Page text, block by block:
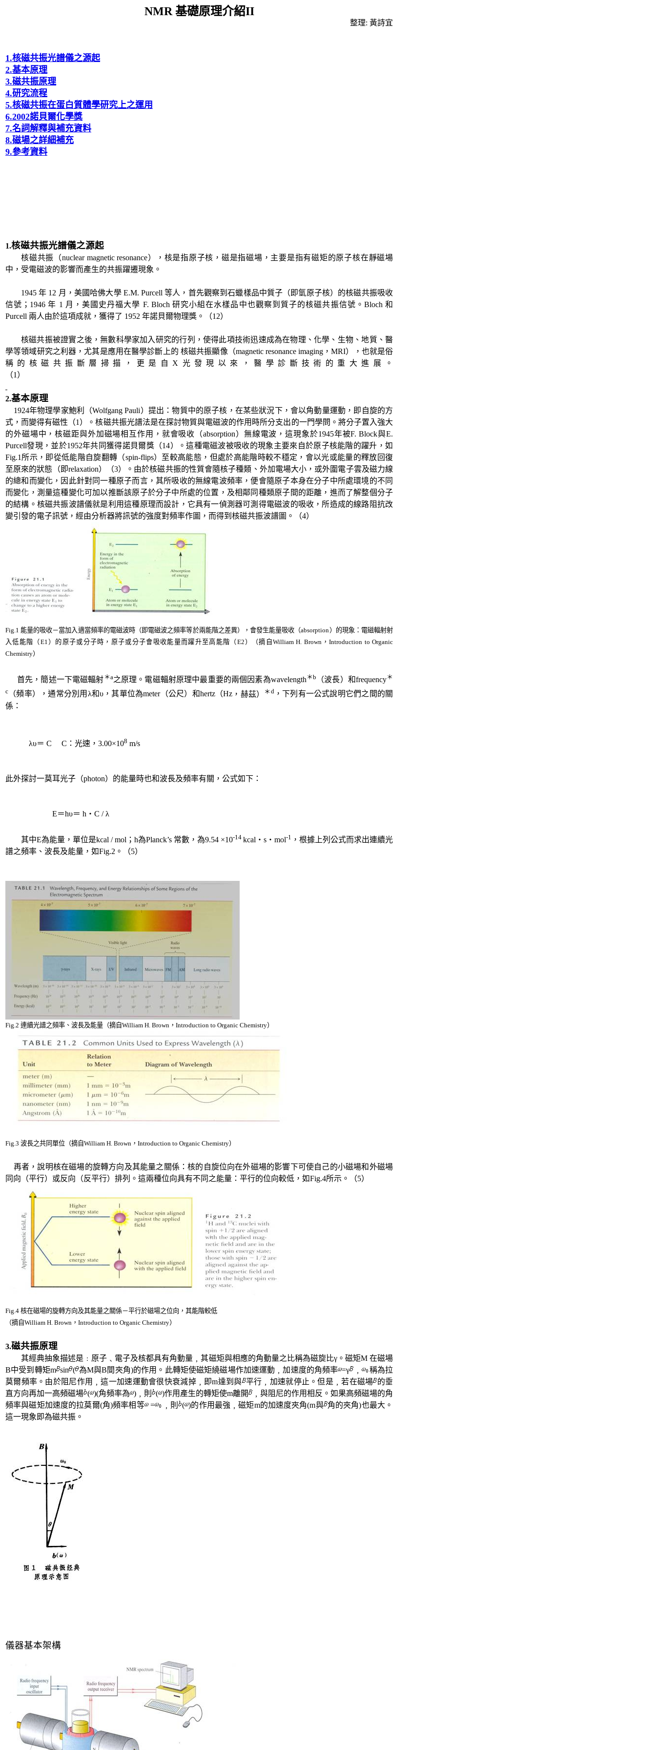
NMR 基礎原理介紹II
整理: 黃詩宜
1.核磁共振光譜儀之源起
2.基本原理
3.磁共振原理
4.研究流程
5.核磁共振在蛋白質體學研究上之運用
6.2002諾貝爾化學獎
7.名詞解釋與補充資料
8.磁場之詳細補充
9.參考資料
1.核磁共振光譜儀之源起
核磁共振（nuclear magnetic resonance），核是指原子核，磁是指磁場，主要是指有磁矩的原子核在靜磁場
中，受電磁波的影響而產生的共振躍遷現象。
1945年 12 月，美國哈佛大學E.M. Purcell等人，首先觀察到石蠟樣品中質子（即氫原子核）的核磁共振吸收
信號； 1946年 1 月，美國史丹福大學 F. Bloch 研究小組在水樣品中也觀察到質子的核磁共振信號。 Bloch和
Purcell 兩人由於這項成就，獲得了 1952 年諾貝爾物理獎。（12）
核磁共振被證實之後，無數科學家加入研究的行列，使得此項技術迅速成為在物理、化學、生物、地質、醫
學等領域研究之利器，尤其是應用在醫學診斷上的 核磁共振顯像（magnetic resonance imaging ，MRI），也就是俗
稱的核磁共振斷層掃描，更是自 X 光發現以來，醫學診斷技術的重大進展。
（1 ）
2.基本原理
1924年物理學家鮑利（Wolfgang Pauli）提出：物質中的原子核，在某些狀況下，會以角動量運動，即自旋的方
式，而變得有磁性（1 ）。核磁共振光譜法是在探討物質與電磁波的作用時所分支出的一門學問。將分子置入強大
的外磁場中，核磁距與外加磁場相互作用，就會吸收（absorption）無線電波，這現象於1945年被F. Block與E.
Purcell發現，並於1952年共同獲得諾貝爾獎（14）。這種電磁波被吸收的現象主要來自於原子核能階的躍升，如
Fig.1 所示，即從低能階自旋翻轉（spin-flips）至較高能態，但處於高能階時較不穩定，會以光或能量的釋放回復
至原來的狀態（即relaxation）（3）。由於核磁共振的性質會隨核子種類、外加電場大小，或外圍電子雲及磁力線
的總和而變化，因此針對同一種原子而言，其所吸收的無線電波頻率，便會隨原子本身在分子中所處環境的不同
而變化，測量這種變化可加以推斷該原子於分子中所處的位置，及相鄰同種類原子間的距離，進而了解整個分子
的結構。核磁共振波譜儀就是利用這種原理而設計，它具有一偵測器可測得電磁波的吸收，所造成的線路阻抗改
變引發的電子訊號，經由分析器將訊號的強度對頻率作圖，而得到核磁共振波譜圖。（4）
Fig.1 能量的吸收－當加入適當頻率的電磁波時（即電磁波之頻率等於兩能階之差異），會發生能量吸收（absorption）的現象：電磁輻射射
入低能階（ E1 ）的原子或分子時，原子或分子會吸收能量而躍升至高能階（ E2 ）（摘自William H. Brown，Introduction to Organic
Chemistry）
首先，簡述一下電磁輻射 ＊a之原理。電磁輻射原理中最重要的兩個因素為wavelength ＊b （波長）和frequency＊
c （頻率），通常分別用 λ和υ，其單位為meter（公尺）和hertz（Hz ，赫茲） ＊ d，下列有一公式說明它們之間的關
係：
λυ＝ C C ：光速， 3.00×108 m/s
此外探討一莫耳光子（photon）的能量時也和波長及頻率有關，公式如下：
E＝hυ＝ h ‧ C / λ
其中E為能量，單位是kcal / mol ； h為Planck’s 常數，為9.54 ×10-14 kcal ‧ s ‧ mol-1 ，根據上列公式而求出連續光
譜之頻率、波長及能量，如Fig.2 。（5）
Fig.2 連續光譜之頻率、波長及能量（摘自William H. Brown ， Introduction to Organic Chemistry）
Fig.3 波長之共同單位（摘自William H. Brown ， Introduction to Organic Chemistry）
再者，說明核在磁場的旋轉方向及其能量之關係：核的自旋位向在外磁場的影響下可使自己的小磁場和外磁場
同向（平行）或反向（反平行）排列。這兩種位向具有不同之能量：平行的位向較低，如Fig.4所示。（5）
Fig.4 核在磁場的旋轉方向及其能量之關係－平行於磁場之位向，其能階較低
（摘自William H. Brown ， Introduction to Organic Chemistry）
3.磁共振原理
其經典抽象描述是﹕原子﹑電子及核都具有角動量﹐其磁矩與相應的角動量之比稱為磁旋比γ。磁矩M 在磁場
B中受到轉矩m sin ( 為M與B間夾角)的作用。此轉矩使磁矩繞磁場作加速運動﹐加速度的角頻率 =γ
稱為拉
莫爾頻率。由於阻尼作用﹐這一加速運動會很快衰減掉﹐即m達到與 平行﹐加速就停止。但是﹐若在磁場 的垂
直方向再加一高頻磁場 ( )(角頻率為 ) ﹐則 ( )作用產生的轉矩使m離開
﹐與阻尼的作用相反。如果高頻磁場的角
頻率與磁矩加速度的拉莫爾(角)頻率相等 = ﹐則 ( )的作用最強﹐磁矩m的加速度夾角(m與 角的夾角)也最大。
這一現象即為磁共振。
儀器基本架構